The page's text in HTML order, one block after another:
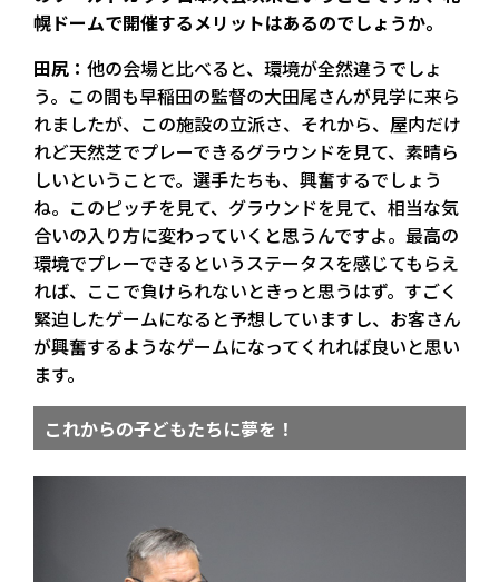
幌ドームで開催するメリットはあるのでしょうか。
田尻： 他の会場と比べると、環境が全然違うでしょ
う。この間も早稲田の監督の大田尾さんが見学に来ら
れましたが、この施設の立派さ、それから、屋内だけ
れど天然芝でプレーできるグラウンドを見て、素晴ら
しいということで。選手たちも、興奮するでしょう
ね。このピッチを見て、グラウンドを見て、相当な気
合いの入り方に変わっていくと思うんですよ。最高の
環境でプレーできるというステータスを感じてもらえ
れば、ここで負けられないときっと思うはず。すごく
緊迫したゲームになると予想していますし、お客さん
が興奮するようなゲームになってくれれば良いと思い
ます。
これからの子どもたちに夢を！